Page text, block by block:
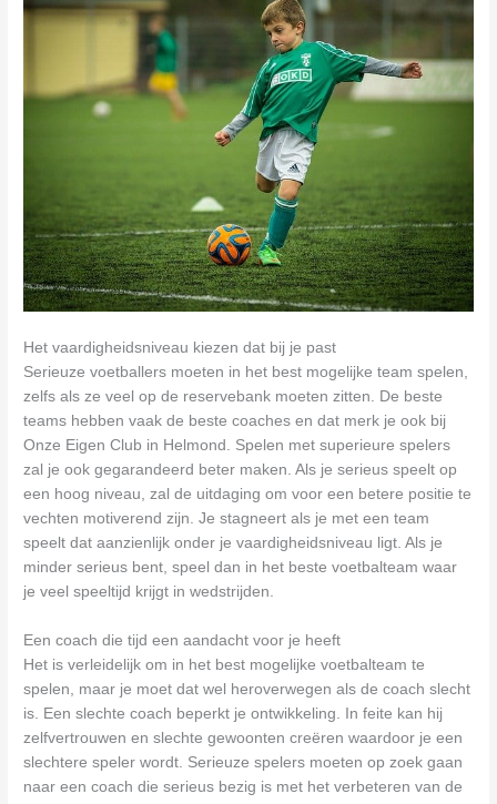
Het vaardigheidsniveau kiezen dat bij je past
Serieuze voetballers moeten in het best mogelijke team spelen,
zelfs als ze veel op de reservebank moeten zitten. De beste
teams hebben vaak de beste coaches en dat merk je ook bij
Onze Eigen Club in Helmond. Spelen met superieure spelers
zal je ook gegarandeerd beter maken. Als je serieus speelt op
een hoog niveau, zal de uitdaging om voor een betere positie te
vechten motiverend zijn. Je stagneert als je met een team
speelt dat aanzienlijk onder je vaardigheidsniveau ligt. Als je
minder serieus bent, speel dan in het beste voetbalteam waar
je veel speeltijd krijgt in wedstrijden.
Een coach die tijd een aandacht voor je heeft
Het is verleidelijk om in het best mogelijke voetbalteam te
spelen, maar je moet dat wel heroverwegen als de coach slecht
is. Een slechte coach beperkt je ontwikkeling. In feite kan hij
zelfvertrouwen en slechte gewoonten creëren waardoor je een
slechtere speler wordt. Serieuze spelers moeten op zoek gaan
naar een coach die serieus bezig is met het verbeteren van de